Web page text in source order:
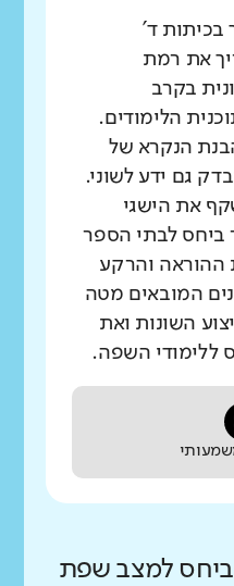
ד'
את רמת
בקרב
הלימודים.
הנקרא של
גם ידע לשוני.
את הישגי
ביחס לבתי הספר
ההוראה והרקע
המובאים מטה
השונות ואת
ללימודי השפה.
למצב שפת